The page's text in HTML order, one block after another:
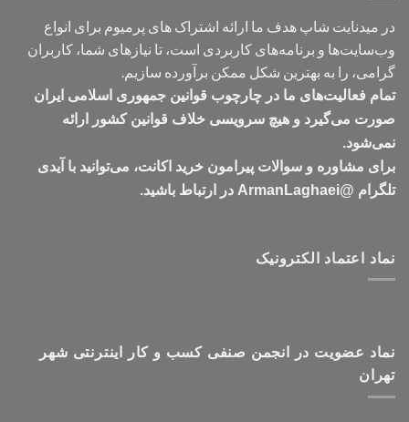
در میدنایت شاپ هدف ما ارائه اشتراک های پرمیوم برای انواع
وب‌سایت‌ها و برنامه‌های کاربردی است، تا نیازهای شما، کاربران
گرامی، را به بهترین شکل ممکن برآورده سازیم.
تمام فعالیت‌های ما در چارچوب قوانین جمهوری اسلامی ایران
صورت می‌گیرد و هیچ سرویسی خلاف قوانین کشور ارائه
نمی‌شود.
برای مشاوره و سوالات پیرامون خرید اکانت، می‌توانید با آیدی
تلگرام @ArmanLaghaei در ارتباط باشید.
نماد اعتماد الکترونیک
نماد عضویت در انجمن صنفی کسب و کار اینترنتی شهر
تهران